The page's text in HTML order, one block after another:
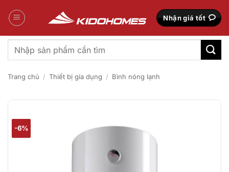
qua
Nhận giá tốt
Tìm
kiếm:
Trang chủ / Thiết bị gia dụng / Bình nóng lạnh
-6%